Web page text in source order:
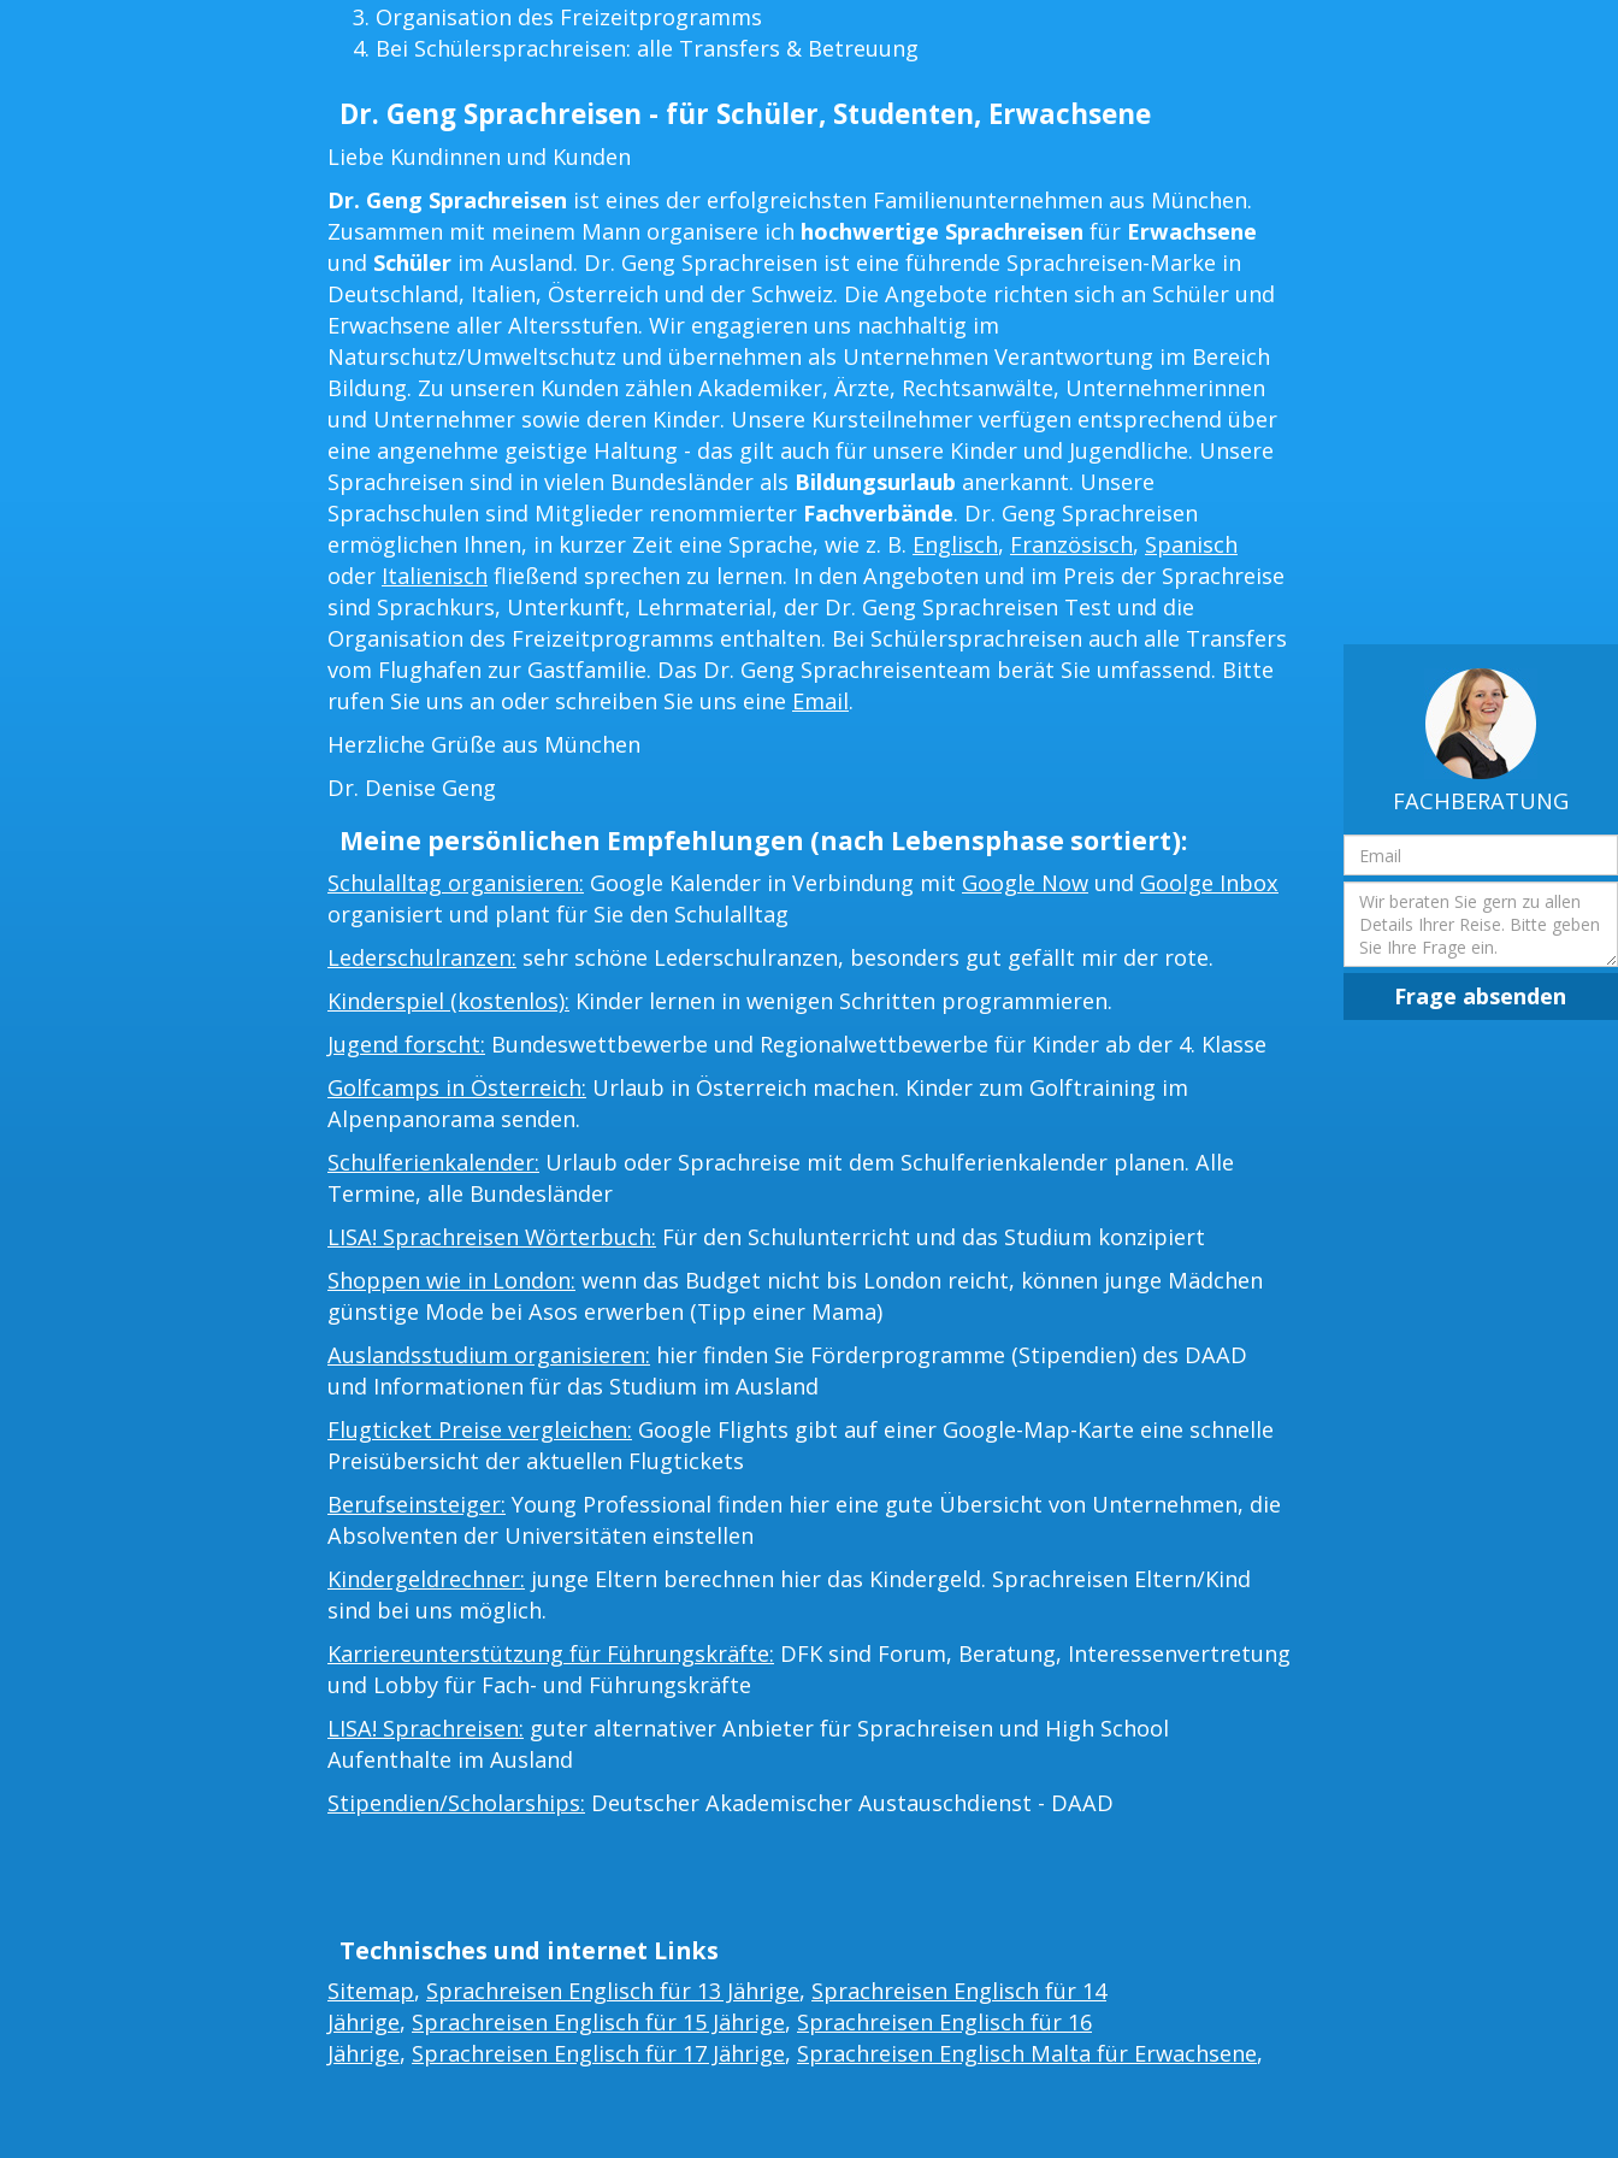
Organisation des Freizeitprogramms
Bei Schülersprachreisen: alle Transfers & Betreuung
Dr. Geng Sprachreisen - für Schüler, Studenten, Erwachsene
Liebe Kundinnen und Kunden
Dr. Geng Sprachreisen ist eines der erfolgreichsten Familienunternehmen aus München.
Zusammen mit meinem Mann organisere ich hochwertige Sprachreisen für Erwachsene
und Schüler im Ausland. Dr. Geng Sprachreisen ist eine führende Sprachreisen-Marke in
Deutschland, Italien, Österreich und der Schweiz. Die Angebote richten sich an Schüler und
Erwachsene aller Altersstufen. Wir engagieren uns nachhaltig im
Naturschutz/Umweltschutz und übernehmen als Unternehmen Verantwortung im Bereich
Bildung. Zu unseren Kunden zählen Akademiker, Ärzte, Rechtsanwälte, Unternehmerinnen
und Unternehmer sowie deren Kinder. Unsere Kursteilnehmer verfügen entsprechend über
eine angenehme geistige Haltung - das gilt auch für unsere Kinder und Jugendliche. Unsere
Sprachreisen sind in vielen Bundesländer als Bildungsurlaub anerkannt. Unsere
Sprachschulen sind Mitglieder renommierter Fachverbände. Dr. Geng Sprachreisen
ermöglichen Ihnen, in kurzer Zeit eine Sprache, wie z. B. Englisch, Französisch, Spanisch
oder Italienisch fließend sprechen zu lernen. In den Angeboten und im Preis der Sprachreise
sind Sprachkurs, Unterkunft, Lehrmaterial, der Dr. Geng Sprachreisen Test und die
Organisation des Freizeitprogramms enthalten. Bei Schülersprachreisen auch alle Transfers
vom Flughafen zur Gastfamilie. Das Dr. Geng Sprachreisenteam berät Sie umfassend. Bitte
rufen Sie uns an oder schreiben Sie uns eine Email.
Herzliche Grüße aus München
Dr. Denise Geng
Meine persönlichen Empfehlungen (nach Lebensphase sortiert):
Schulalltag organisieren: Google Kalender in Verbindung mit Google Now und Goolge Inbox
organisiert und plant für Sie den Schulalltag
Lederschulranzen: sehr schöne Lederschulranzen, besonders gut gefällt mir der rote.
Kinderspiel (kostenlos): Kinder lernen in wenigen Schritten programmieren.
Jugend forscht: Bundeswettbewerbe und Regionalwettbewerbe für Kinder ab der 4. Klasse
Golfcamps in Österreich: Urlaub in Österreich machen. Kinder zum Golftraining im
Alpenpanorama senden.
Schulferienkalender: Urlaub oder Sprachreise mit dem Schulferienkalender planen. Alle
Termine, alle Bundesländer
LISA! Sprachreisen Wörterbuch: Für den Schulunterricht und das Studium konzipiert
Shoppen wie in London: wenn das Budget nicht bis London reicht, können junge Mädchen
günstige Mode bei Asos erwerben (Tipp einer Mama)
Auslandsstudium organisieren: hier finden Sie Förderprogramme (Stipendien) des DAAD
und Informationen für das Studium im Ausland
Flugticket Preise vergleichen: Google Flights gibt auf einer Google-Map-Karte eine schnelle
Preisübersicht der aktuellen Flugtickets
Berufseinsteiger: Young Professional finden hier eine gute Übersicht von Unternehmen, die
Absolventen der Universitäten einstellen
Kindergeldrechner: junge Eltern berechnen hier das Kindergeld. Sprachreisen Eltern/Kind
sind bei uns möglich.
Karriereunterstützung für Führungskräfte: DFK sind Forum, Beratung, Interessenvertretung
und Lobby für Fach- und Führungskräfte
LISA! Sprachreisen: guter alternativer Anbieter für Sprachreisen und High School
Aufenthalte im Ausland
Stipendien/Scholarships: Deutscher Akademischer Austauschdienst - DAAD
Technisches und internet Links
Sitemap, Sprachreisen Englisch für 13 Jährige, Sprachreisen Englisch für 14
Jährige, Sprachreisen Englisch für 15 Jährige, Sprachreisen Englisch für 16
Jährige, Sprachreisen Englisch für 17 Jährige, Sprachreisen Englisch Malta für Erwachsene,
FACHBERATUNG
Email
Adresse
Frage
Frage absenden